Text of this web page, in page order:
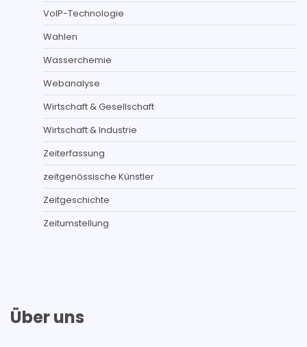
VoIP-Technologie
Wahlen
Wasserchemie
Webanalyse
Wirtschaft & Gesellschaft
Wirtschaft & Industrie
Zeiterfassung
zeitgenössische Künstler
Zeitgeschichte
Zeitumstellung
Über uns